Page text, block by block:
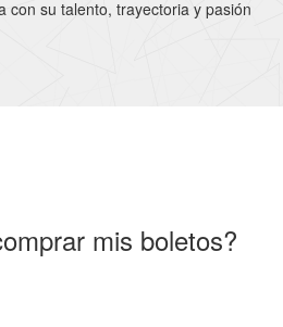
con su talento, trayectoria y pasión
mis boletos?